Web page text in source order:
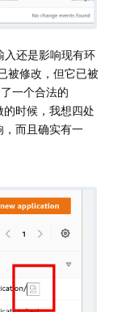
入还是影响现有环
被修改，但它已被
一个合法的
时候，我想四处
而且确实有一